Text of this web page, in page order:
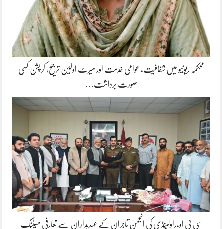
محکمہ ریونیو میں شفافیت، عوامی خدمت اور میرٹ اولین ترجیح، کرپشن کسی
صورت برداشت…
سی پی او،راولپنڈی کی انجمن تاجران کے عہدیداران سے تعارفی میٹنگ